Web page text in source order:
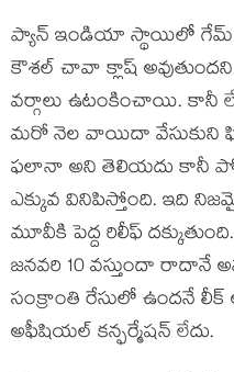
ప్యాన్ ఇండియా స్థాయిలో గేమ్
కౌశల్ చావా క్లాష్ అవుతుందని
వర్గాలు ఉటంకించాయి. కానీ
మరో నెల వాయిదా వేసుకుని
ఫలానా అని తెలియదు కానీ పోస్ట్
ఎక్కువ వినిపిస్తోంది. ఇది
మూవీకి పెద్ద రిలీఫ్
జనవరి 10 వస్తుందా
సంక్రాంతి రేసులో ఉందనే
అఫీషియల్ కన్ఫర్మేషన్ లేదు.